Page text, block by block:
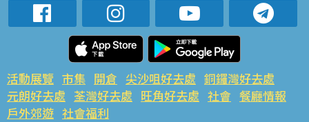
活動展覽 市集 開倉 尖沙咀好去處 銅鑼灣好去處
元朗好去處 荃灣好去處 旺角好去處 社會 餐廳情報
戶外郊遊 社會福利